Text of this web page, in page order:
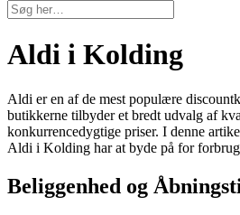
Aldi i Kolding
Aldi er en af de mest populære
butikkerne tilbyder et bredt udvalg af
konkurrencedygtige priser. I denne
Aldi i Kolding har at byde på for
Beliggenhed og